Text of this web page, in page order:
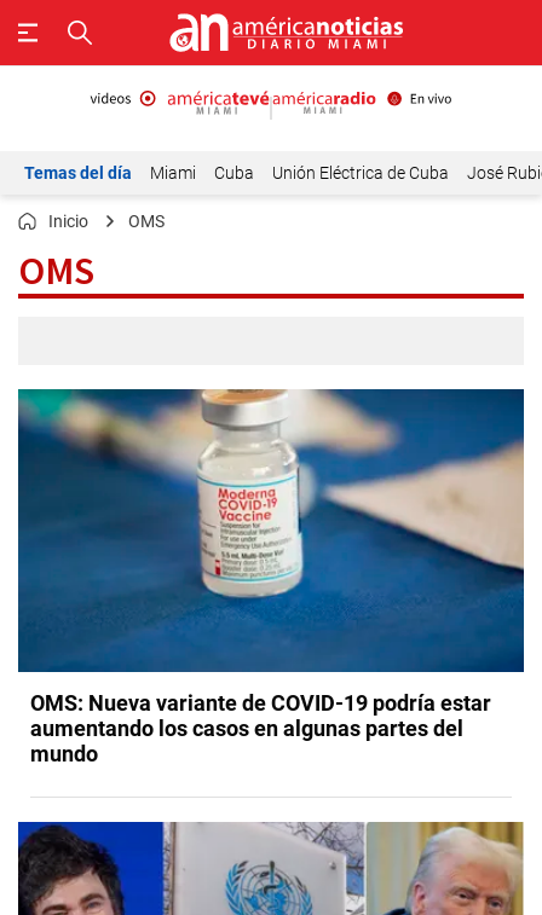
Temas del día Miami Cuba Unión Eléctrica de Cuba José
Inicio OMS
OMS
OMS: Nueva variante de COVID-19 podría estar
aumentando los casos en algunas partes del
mundo